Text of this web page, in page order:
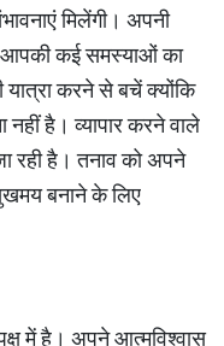
मिलेंगी। अपनी
आपकी कई समस्याओं का
यात्रा करने से बचें क्योंकि
नहीं है। व्यापार करने वाले
रही है। तनाव को अपने
बनाने के लिए
में है। अपने आत्मविश्वास